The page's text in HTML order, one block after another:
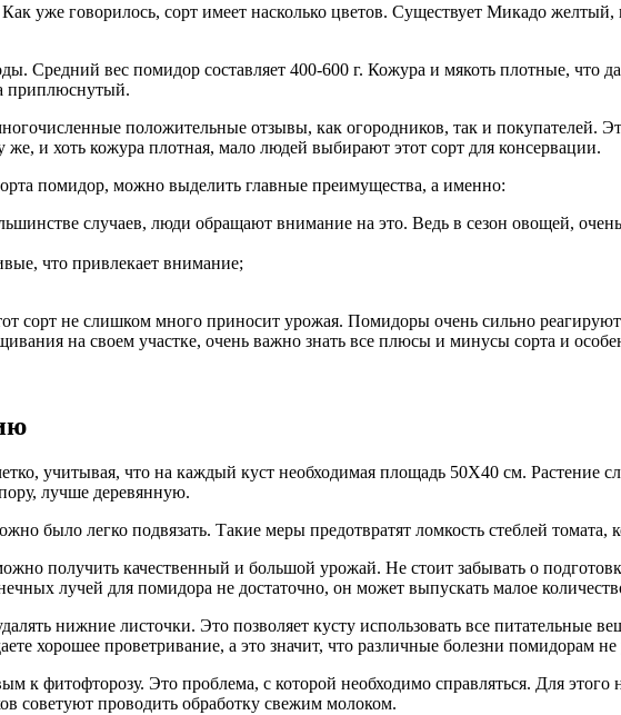
уже говорилось, сорт имеет насколько цветов. Существует Микадо
Средний вес помидор составляет 400-600 г. Кожура и мякоть плотные, что
приплюснутый.
положительные отзывы, как огородников, так и покупателей.
и хоть кожура плотная, мало людей выбирают этот сорт для консервации.
помидор, можно выделить главные преимущества, а именно:
случаев, люди обращают внимание на это. Ведь в сезон овощей,
что привлекает внимание;
сорт не слишком много приносит урожая. Помидоры очень сильно
на своем участке, очень важно знать все плюсы и минусы сорта и
учитывая, что на каждый куст необходимая площадь 50Х40 см. Растение
лучше деревянную.
было легко подвязать. Такие меры предотвратят ломкость стеблей томата,
получить качественный и большой урожай. Не стоит забывать о
лучей для помидора не достаточно, он может выпускать малое
нижние листочки. Это позволяет кусту использовать все питательные
хорошее проветривание, а это значит, что различные болезни помидорам
к фитофторозу. Это проблема, с которой необходимо справляться. Для
советуют проводить обработку свежим молоком.